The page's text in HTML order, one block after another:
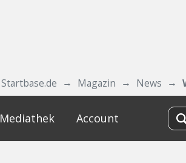
Startbase.de Magazin News
Mediathek Account